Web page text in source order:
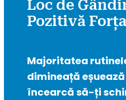
Loc de
Pozitivă
Majoritatea
dimineață
încearcă să-ți